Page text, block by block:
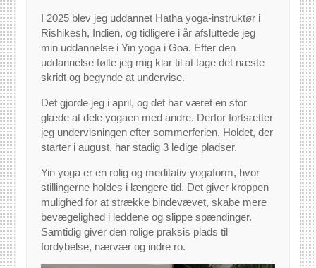
I 2025 blev jeg uddannet Hatha yoga-instruktør i
Rishikesh, Indien, og tidligere i år afsluttede jeg
min uddannelse i Yin yoga i Goa. Efter den
uddannelse følte jeg mig klar til at tage det næste
skridt og begynde at undervise.
Det gjorde jeg i april, og det har været en stor
glæde at dele yogaen med andre. Derfor fortsætter
jeg undervisningen efter sommerferien. Holdet, der
starter i august, har stadig 3 ledige pladser.
Yin yoga er en rolig og meditativ yogaform, hvor
stillingerne holdes i længere tid. Det giver kroppen
mulighed for at strække bindevævet, skabe mere
bevægelighed i leddene og slippe spændinger.
Samtidig giver den rolige praksis plads til
fordybelse, nærvær og indre ro.